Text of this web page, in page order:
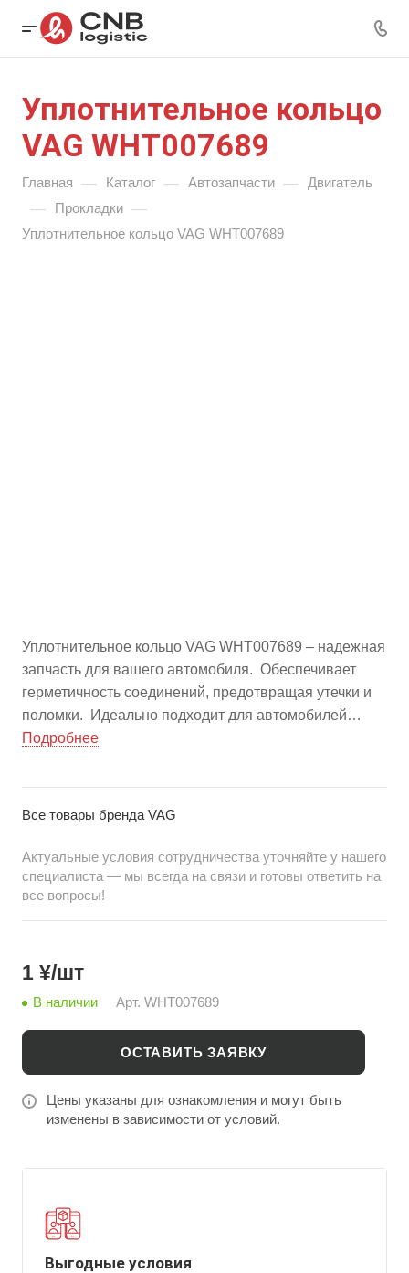
Уплотнительное кольцо
VAG WHT007689
Главная — Каталог — Автозапчасти — Двигатель
— Прокладки —
Уплотнительное кольцо VAG WHT007689
Уплотнительное кольцо VAG WHT007689 – надежная
запчасть для вашего автомобиля. Обеспечивает
герметичность соединений, предотвращая утечки и
поломки. Идеально подходит для автомобилей
VAG. Заказывайте оптом на china-bazar.ru – лучшие
Подробнее
Все товары бренда VAG
Актуальные условия сотрудничества уточняйте у нашего
специалиста — мы всегда на связи и готовы ответить на
все вопросы!
1 ¥/шт
В наличии Арт. WHT007689
ОСТАВИТЬ ЗАЯВКУ
Цены указаны для ознакомления и могут быть
изменены в зависимости от условий.
Выгодные условия